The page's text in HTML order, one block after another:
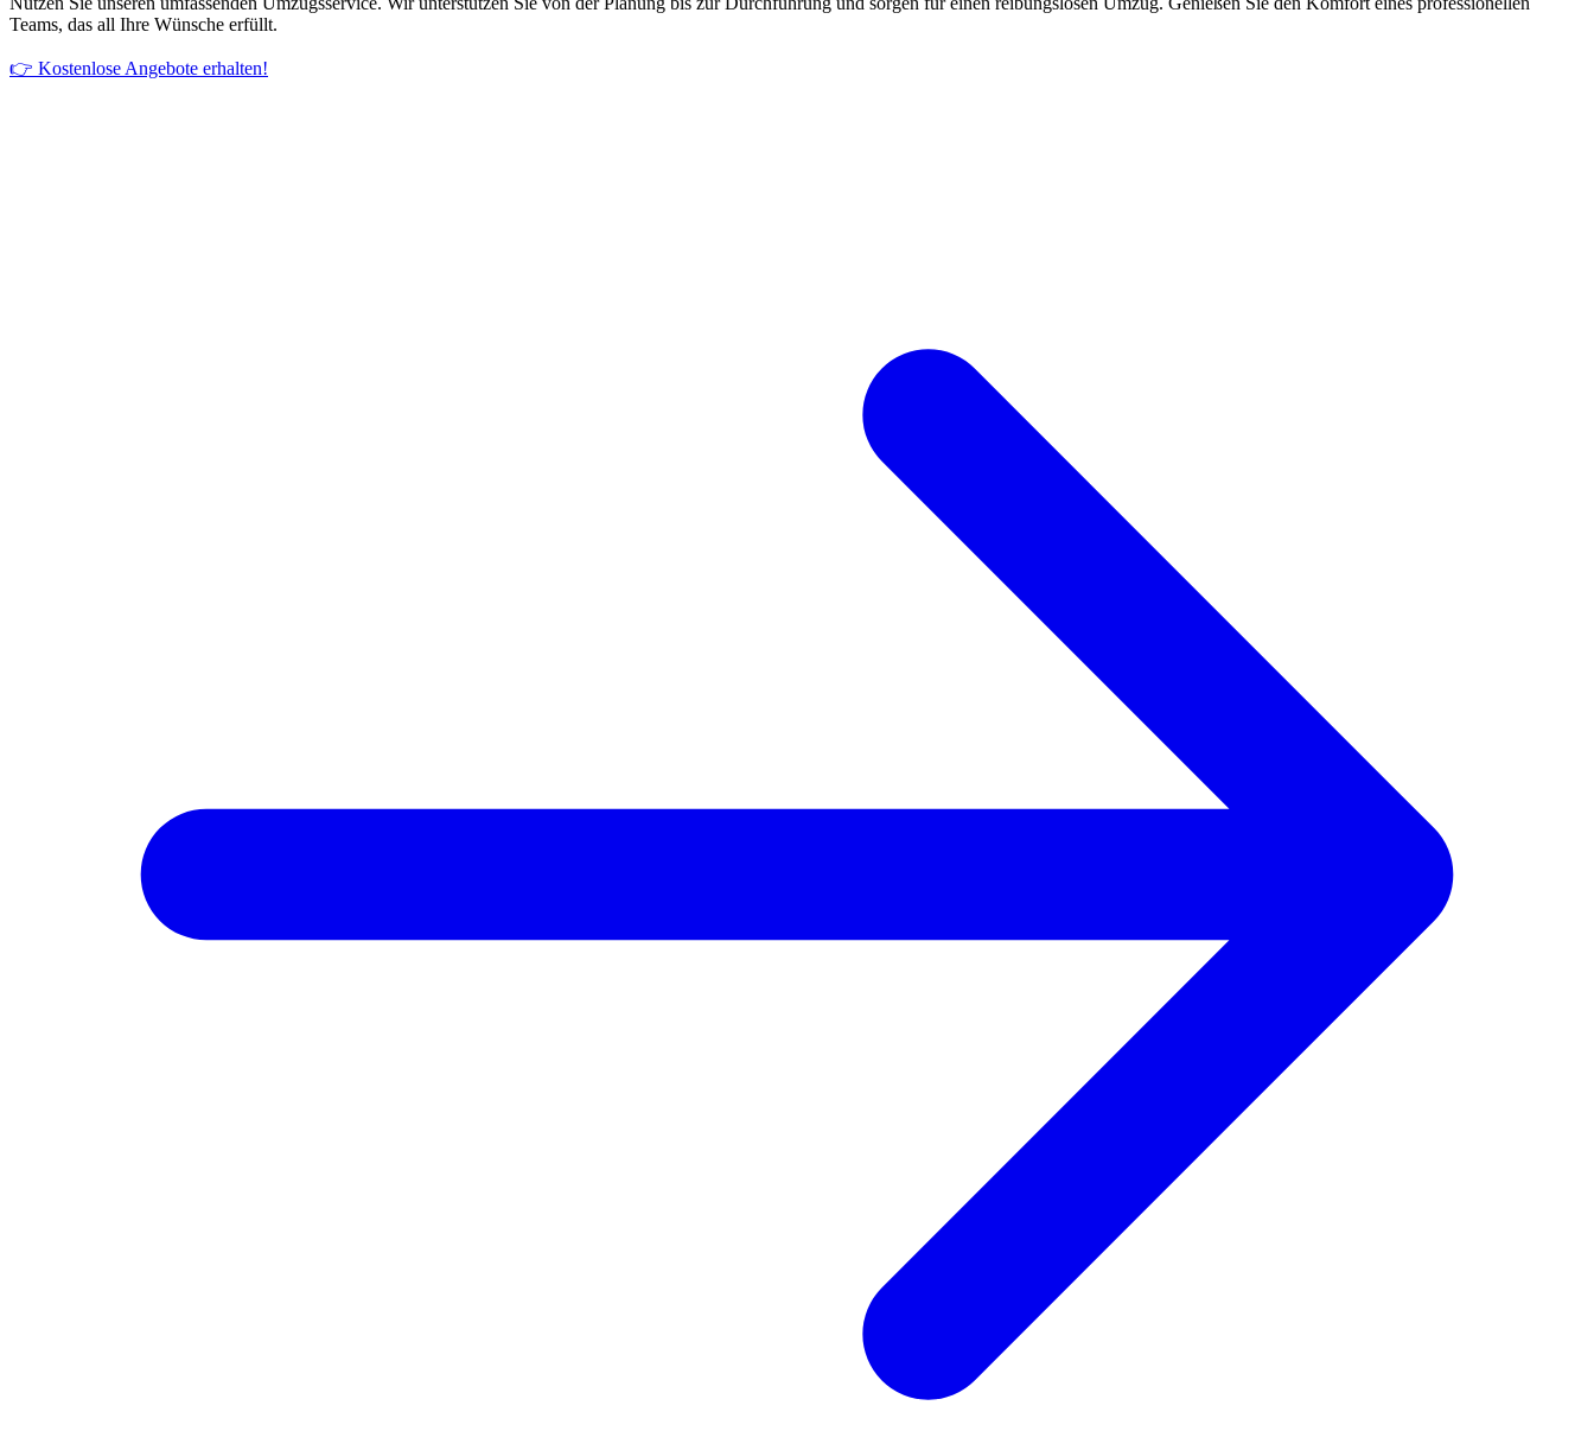
Teams, das all Ihre Wünsche erfüllt.
👉 Kostenlose Angebote erhalten!